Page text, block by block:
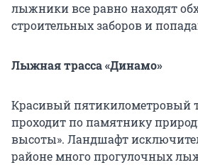
лыжники все равно находят
строительных заборов и
Лыжная трасса «Динамо»
Красивый пятикилометровый
проходит по памятнику
высоты». Ландшафт
районе много прогулочных